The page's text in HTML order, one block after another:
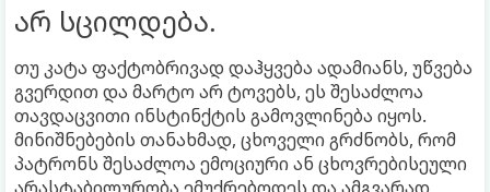
არ სცილდება.
თუ კატა ფაქტობრივად დაჰყვება ადამიანს, უწვება
გვერდით და მარტო არ ტოვებს, ეს შესაძლოა
თავდაცვითი ინსტინქტის გამოვლინება იყოს.
მინიშნებების თანახმად, ცხოველი გრძნობს, რომ
პატრონს შესაძლოა ემოციური ან ცხოვრებისეული